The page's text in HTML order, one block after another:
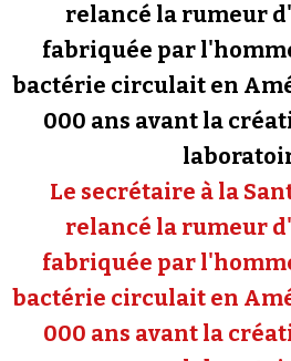
Newsletter
Faire un don
Demander à
Se connecter
relancé la rumeur
fabriquée par
bactérie circulait en
000 ans avant la
Le secrétaire à la
relancé la rumeur
fabriquée par
bactérie circulait en
000 ans avant la